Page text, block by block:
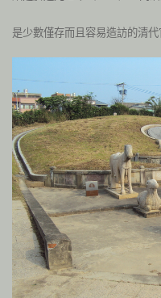
是少數僅存而且容易造訪的清